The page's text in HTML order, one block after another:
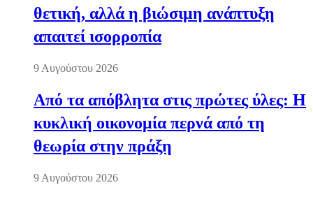
θετική, αλλά η βιώσιμη ανάπτυξη
απαιτεί ισορροπία
9 Αυγούστου 2026
Από τα απόβλητα στις πρώτες ύλες: Η
κυκλική οικονομία περνά από τη
θεωρία στην πράξη
9 Αυγούστου 2026